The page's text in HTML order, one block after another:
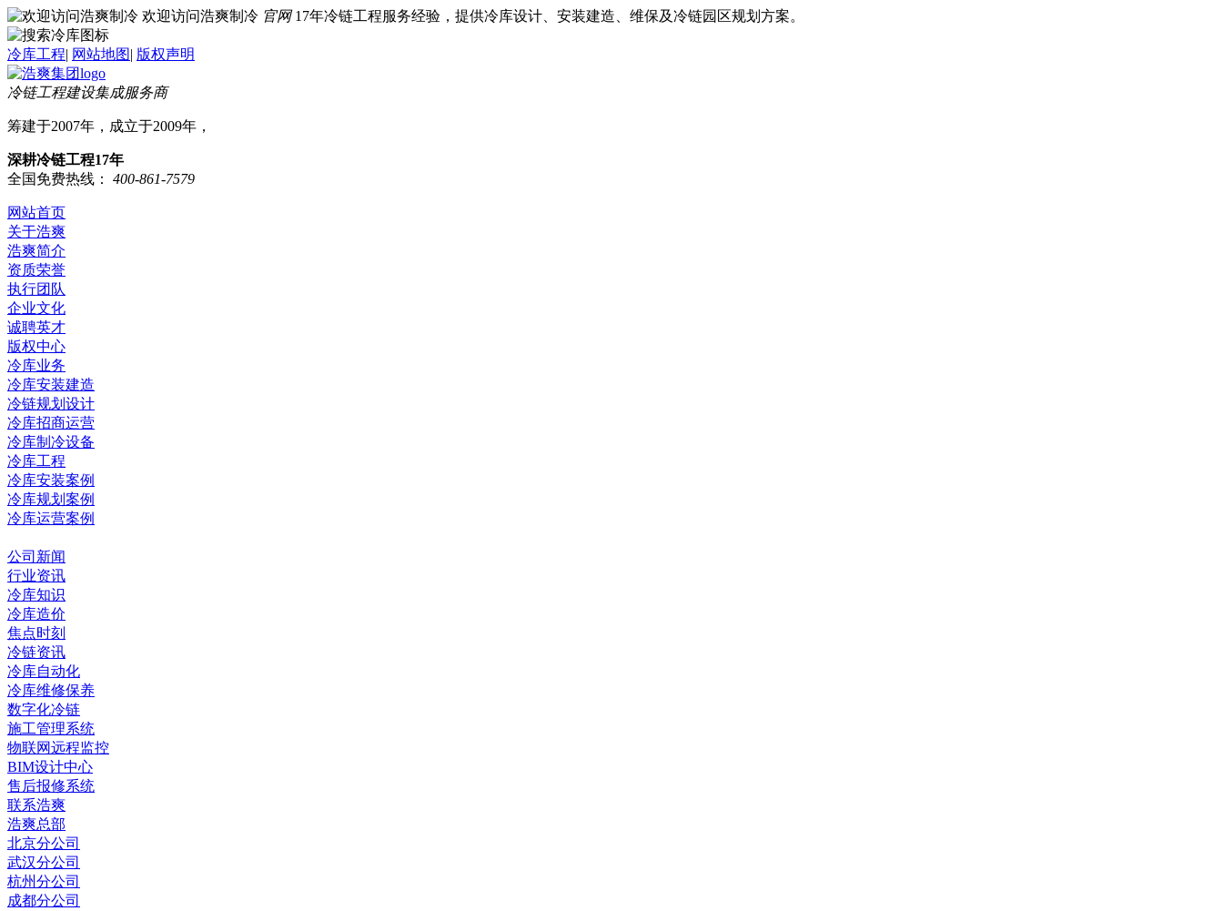
欢迎访问浩爽制冷 官网 17年冷链工程服务经验，提供冷库设计、安装建造、维保及冷链园区规划方案。
冷库工程| 网站地图| 版权声明
冷链工程建设集成服务商
筹建于2007年，成立于2009年，
深耕冷链工程17年
全国免费热线：
400-861-7579
网站首页
关于浩爽
浩爽简介
资质荣誉
执行团队
企业文化
诚聘英才
版权中心
冷库业务
冷库安装建造
冷链规划设计
冷库招商运营
冷库制冷设备
冷库工程
冷库安装案例
冷库规划案例
冷库运营案例
公司新闻
行业资讯
冷库知识
冷库造价
焦点时刻
冷链资讯
冷库自动化
冷库维修保养
数字化冷链
施工管理系统
物联网远程监控
BIM设计中心
售后报修系统
联系浩爽
浩爽总部
北京分公司
武汉分公司
杭州分公司
成都分公司